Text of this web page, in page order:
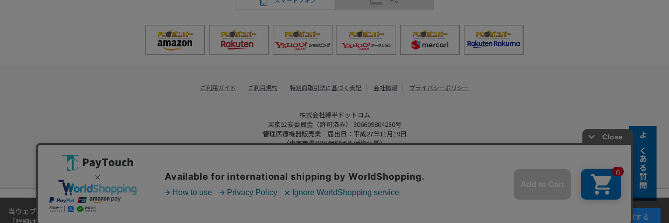
よくある質問
ご利用ガイド ご利用規約 特定商取引法に基づく表記 会社情報 プライバシーポリシー
株式会社綿半ドットコム
東京公安委員会（許可済み） 306609804230号
管理医療機器販売業 届出日：平成27年11月19日
（東京都墨田区保健所生活衛生課）
Copyright 2022Watahan.com Co., Ltd. Powered by Watahan Partners Co., Ltd.
当ウェブサイトでは、お客様により良いサービスをご提供するため、クッキーを利用しています。サイト利用を継続することにより、クッキーの使用に同意するものとします。詳細については
同意する